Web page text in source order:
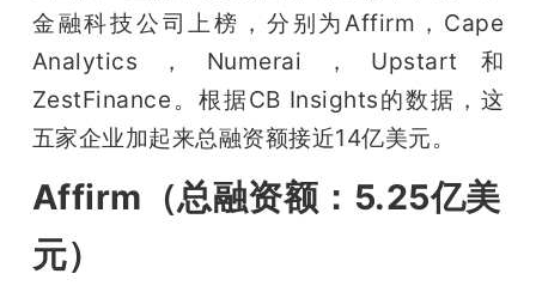
爱
搞
金融科技公司上榜，分别为Affirm，Cape
Analytics，Numerai，Upstart和
ZestFinance。根据CB Insights的数据，这
五家企业加起来总融资额接近14亿美元。
Affirm（总融资额：5.25亿美
元）